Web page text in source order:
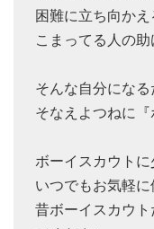
困難に立ち向かえ
こまってる人の助
そんな自分になる
そなえよつねに『
ボーイスカウト
いつでもお気軽に
昔ボーイスカウ